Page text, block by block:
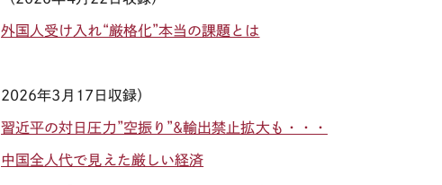
外国人受け入れ“厳格化”本当の課題とは
2026年3月17 日収録）
習近平の対日圧力”空振り”&輸出禁止拡大も・・・
中国全人代で見えた厳しい経済